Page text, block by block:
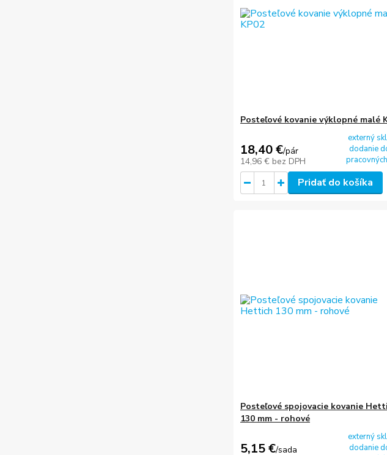
Posteľové kovanie výklopné malé
18,40 €/pár
14,96 € bez DPH
externý
dodanie
Pridať do košíka
Posteľové spojovacie kovanie
130 mm - rohové
5,15 €/sada
externý
dodanie